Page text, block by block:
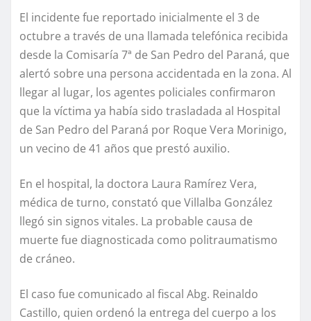
El incidente fue reportado inicialmente el 3 de
octubre a través de una llamada telefónica recibida
desde la Comisaría 7ª de San Pedro del Paraná, que
alertó sobre una persona accidentada en la zona. Al
llegar al lugar, los agentes policiales confirmaron
que la víctima ya había sido trasladada al Hospital
de San Pedro del Paraná por Roque Vera Morinigo,
un vecino de 41 años que prestó auxilio.
En el hospital, la doctora Laura Ramírez Vera,
médica de turno, constató que Villalba González
llegó sin signos vitales. La probable causa de
muerte fue diagnosticada como politraumatismo
de cráneo.
El caso fue comunicado al fiscal Abg. Reinaldo
Castillo, quien ordenó la entrega del cuerpo a los